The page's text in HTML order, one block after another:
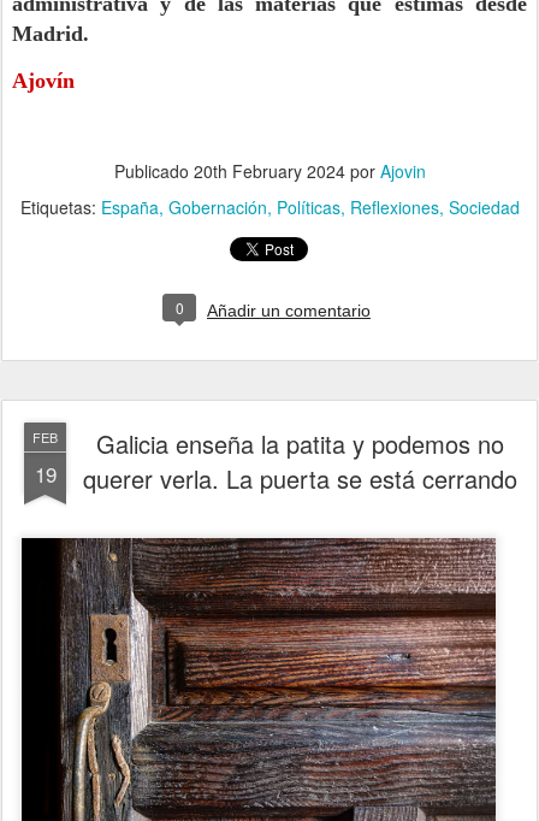
Madrid.
Ajovín
Publicado 20th February 2024por Ajovin
Etiquetas: España Gobernación Políticas Reflexiones Sociedad
0 Añadir un comentario
FEB
19
Galicia enseña la patita y podemos no
querer verla. La puerta se está cerrando